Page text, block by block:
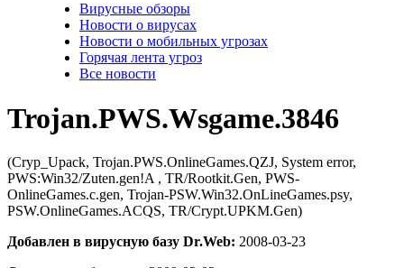
Вирусные обзоры
Новости о вирусах
Новости о мобильных угрозах
Горячая лента угроз
Все новости
Trojan.PWS.Wsgame.3846
(Cryp_Upack, Trojan.PWS.OnlineGames.QZJ, System error,
PWS:Win32/Zuten.gen!A , TR/Rootkit.Gen, PWS-
OnlineGames.c.gen, Trojan-PSW.Win32.OnLineGames.psy,
PSW.OnlineGames.ACQS, TR/Crypt.UPKM.Gen)
Добавлен в вирусную базу Dr.Web: 2008-03-23